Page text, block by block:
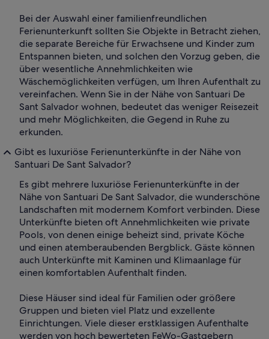
Bei der Auswahl einer familienfreundlichen
Ferienunterkunft sollten Sie Objekte in Betracht ziehen,
die separate Bereiche für Erwachsene und Kinder zum
Entspannen bieten, und solchen den Vorzug geben, die
über wesentliche Annehmlichkeiten wie
Wäschemöglichkeiten verfügen, um Ihren Aufenthalt zu
vereinfachen. Wenn Sie in der Nähe von Santuari De
Sant Salvador wohnen, bedeutet das weniger Reisezeit
und mehr Möglichkeiten, die Gegend in Ruhe zu
erkunden.
Gibt es luxuriöse Ferienunterkünfte in der Nähe von
Santuari De Sant Salvador?
Es gibt mehrere luxuriöse Ferienunterkünfte in der
Nähe von Santuari De Sant Salvador, die wunderschöne
Landschaften mit modernem Komfort verbinden. Diese
Unterkünfte bieten oft Annehmlichkeiten wie private
Pools, von denen einige beheizt sind, private Köche
und einen atemberaubenden Bergblick. Gäste können
auch Unterkünfte mit Kaminen und Klimaanlage für
einen komfortablen Aufenthalt finden.
Diese Häuser sind ideal für Familien oder größere
Gruppen und bieten viel Platz und exzellente
Einrichtungen. Viele dieser erstklassigen Aufenthalte
werden von hoch bewerteten FeWo-Gastgebern